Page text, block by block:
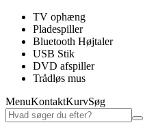
TV ophæng
Pladespiller
Bluetooth Højtaler
USB Stik
DVD afspiller
Trådløs mus
MenuKontaktKurvSøg